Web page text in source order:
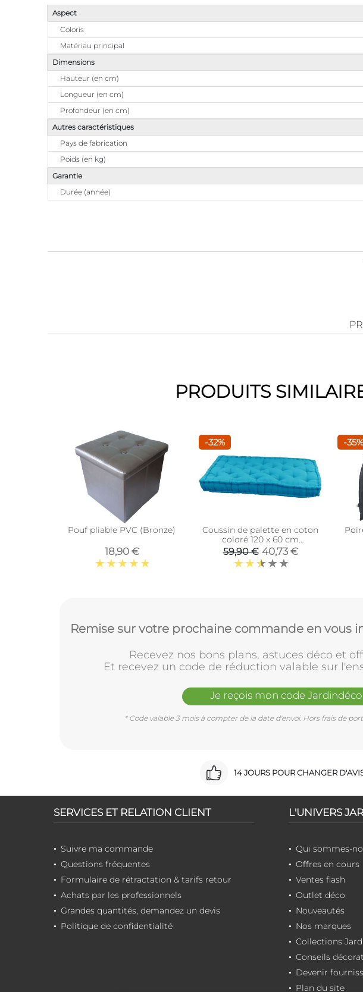
Aspect
Coloris
Matériau principal
Dimensions
Hauteur (en cm)
Longueur (en cm)
Profondeur (en cm)
Autres caractéristiques
Pays de fabrication
Poids (en kg)
Garantie
Durée (année)
PRODUITS
Pouf pliable PVC (Bronze)
18,90 €
-32%
Coussin de palette en coton
coloré 120 x 60 cm
(Turquoise)
59,90 € 40,73 €
-35%
Remise sur votre prochaine commande en vous
Recevez nos bons plans, astuces déco et
Et recevez un code de réduction valable sur
Je reçois mon code Jardindéco
* Code valable 3 mois à compter de la date d'envoi. Hors frais de
14 JOURS POUR CHANGER
SERVICES ET RELATION CLIENT
Suivre ma commande
Questions fréquentes
Formulaire de rétractation & tarifs retour
Achats par les professionnels
Grandes quantités, demandez un devis
Politique de confidentialité
L'UNIVERS
Qui sommes-
Offres en cours
Ventes flash
Outlet déco
Nouveautés
Nos marques
Collections
Conseils
Devenir
Plan du site